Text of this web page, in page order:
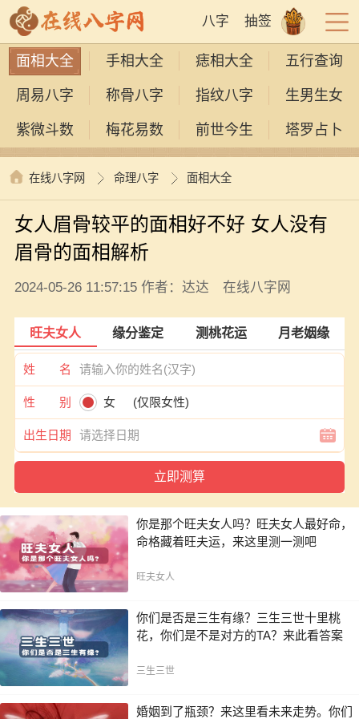
八字 抽签
面相大全 手相大全 痣相大全 五行查询
周易八字 称骨八字 指纹八字 生男生女
紫微斗数 梅花易数 前世今生 塔罗占卜
在线八字网 命理八字 面相大全
女人眉骨较平的面相好不好 女人没有
眉骨的面相解析
2024-05-26 11:57:15 作者：达达 在线八字网
旺夫女人 缘分鉴定 测桃花运 月老姻缘
姓 名
性 别 女 (仅限女性)
出生日期
你是那个旺夫女人吗？旺夫女人最好命，
命格藏着旺夫运，来这里测一测吧
旺夫女人
你们是否是三生有缘？三生三世十里桃
花，你们是不是对方的TA？来此看答案
三生三世
婚姻到了瓶颈？来这里看未来走势。你们